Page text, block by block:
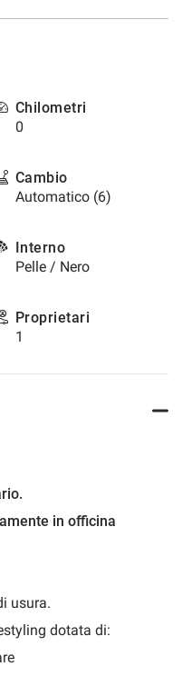
Chilometri
0
Cambio
Automatico (6)
Interno
Pelle / Nero
Proprietari
1
in officina
usura.
dotata di: